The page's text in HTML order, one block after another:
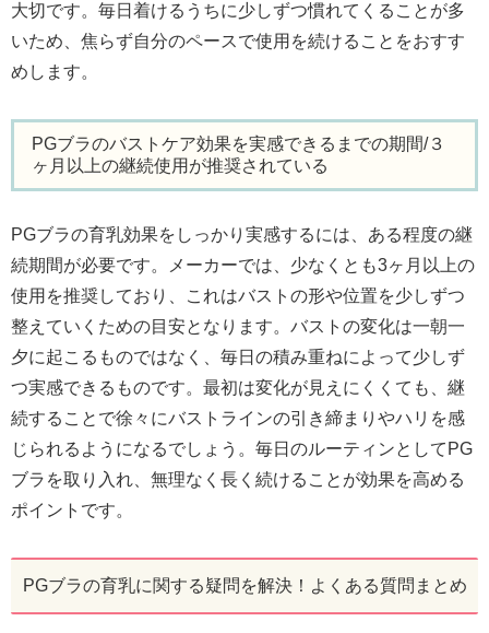
大切です。毎日着けるうちに少しずつ慣れてくることが多
いため、焦らず自分のペースで使用を続けることをおすす
めします。
PGブラのバストケア効果を実感できるまでの期間/３
ヶ月以上の継続使用が推奨されている
PGブラの育乳効果をしっかり実感するには、ある程度の継
続期間が必要です。メーカーでは、少なくとも3ヶ月以上の
使用を推奨しており、これはバストの形や位置を少しずつ
整えていくための目安となります。バストの変化は一朝一
夕に起こるものではなく、毎日の積み重ねによって少しず
つ実感できるものです。最初は変化が見えにくくても、継
続することで徐々にバストラインの引き締まりやハリを感
じられるようになるでしょう。毎日のルーティンとしてPG
ブラを取り入れ、無理なく長く続けることが効果を高める
ポイントです。
PGブラの育乳に関する疑問を解決！よくある質問まとめ